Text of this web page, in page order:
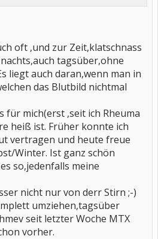
oft ,und zur Zeit,klatschnass
tagsüber,ohne
liegt auch daran,wenn man in
das Blutbild nichtmal
für mich(erst ,seit ich Rheuma
heiß ist. Früher konnte ich
vertragen und heute freue
Winter. Ist ganz schön
so,jedenfalls meine
nicht nur von derr Stirn ;-)
umziehen,tagsüber
seit letzter Woche MTX
vorher.